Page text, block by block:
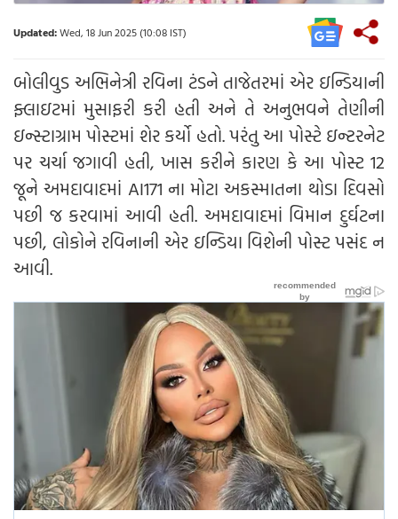
Updated:Wed, 18 Jun 2025 (10:08 IST)
બોલીવુડ અભિનેત્રી રવિના ટંડને તાજેતરમાં એર ઇન્ડિયાની
ફ્લાઇટમાં મુસાફરી કરી હતી અને તે અનુભવને તેણીની
ઇન્સ્ટાગ્રામ પોસ્ટમાં શેર કર્યો હતો. પરંતુ આ પોસ્ટે ઇન્ટરનેટ
પર ચર્ચા જગાવી હતી, ખાસ કરીને કારણ કે આ પોસ્ટ 12
જૂને અમદાવાદમાં AI171 ના મોટા અકસ્માતના થોડા દિવસો
પછી જ કરવામાં આવી હતી. અમદાવાદમાં વિમાન દુર્ઘટના
પછી, લોકોને રવિનાની એર ઇન્ડિયા વિશેની પોસ્ટ પસંદ ન
આવી.